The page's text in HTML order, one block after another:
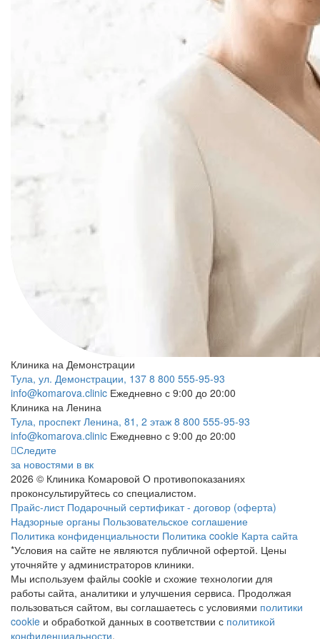
Клиника на Демонстрации
Тула, ул. Демонстрации, 137 8 800 555-95-93
info@komarova.clinic Ежедневно с 9:00 до 20:00
Клиника на Ленина
Тула, проспект Ленина, 81, 2 этаж 8 800 555-95-93
info@komarova.clinic Ежедневно с 9:00 до 20:00
Следите
за новостями в вк
2026 © Клиника Комаровой О противопоказаниях
проконсультируйтесь со специалистом.
Прайс-лист Подарочный сертификат - договор (оферта)
Надзорные органы Пользовательское соглашение
Политика конфиденциальности Политика cookie Карта сайта
*Условия на сайте не являются публичной офертой. Цены
уточняйте у администраторов клиники.
Мы используем файлы cookie и схожие технологии для
работы сайта, аналитики и улучшения сервиса. Продолжая
пользоваться сайтом, вы соглашаетесь с условиями политики
cookie и обработкой данных в соответствии с политикой
конфиденциальности.